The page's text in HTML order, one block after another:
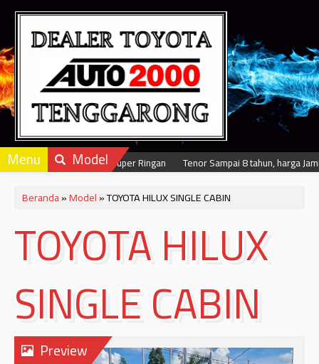
Dp dan Cicilan Super Ringan Tenor Sampai 8 tahun, harga
Menu Model
Beranda»Model» TOYOTA HILUX SINGLE CABIN
TOYOTA HILUX
SINGLE CABIN
Preview